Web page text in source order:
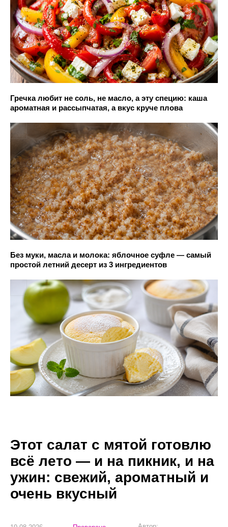
Гречка любит не соль, не масло, а эту специю: каша
ароматная и рассыпчатая, а вкус круче плова
Без муки, масла и молока: яблочное суфле — самый
простой летний десерт из 3 ингредиентов
Этот салат с мятой готовлю
всё лето — и на пикник, и на
ужин: свежий, ароматный и
очень вкусный